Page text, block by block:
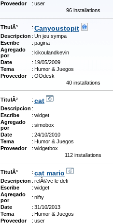
Proveedor
: user
96 installations
TitulÃ³ : Canyoustopit
Descripcion : Un jeu sympa
Escribe
: pagina
Agregado
por
: kikoulandkevin
Date
: 19/05/2009
Tema
: Humor & Juegos
Proveedor
: OOdesk
40 installations
TitulÃ³ : cat
Descripcion :
Escribe
: widget
Agregado
por
: simobox
Date
: 24/10/2010
Tema
: Humor & Juegos
Proveedor
: widgetbox
112 installations
TitulÃ³ : cat mario
Descripcion : relÃ©ve le defi
Escribe
: widget
Agregado
por
: nifty
Date
: 31/10/2013
Tema
: Humor & Juegos
Proveedor
: user